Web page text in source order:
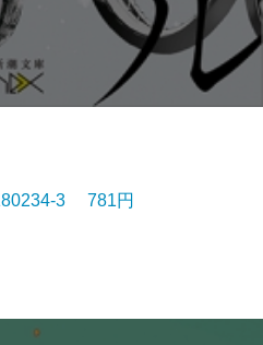
3 781円